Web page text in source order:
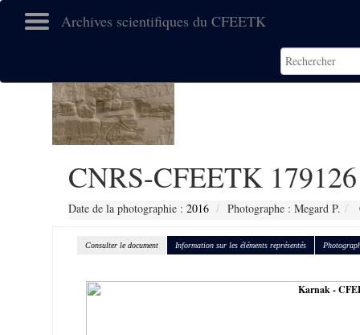
Archives scientifiques du CFEETK
CNRS-CFEETK 179126
Date de la photographie : 2016 Photographe : Megard P.
Consulter le document Information sur les éléments représentés